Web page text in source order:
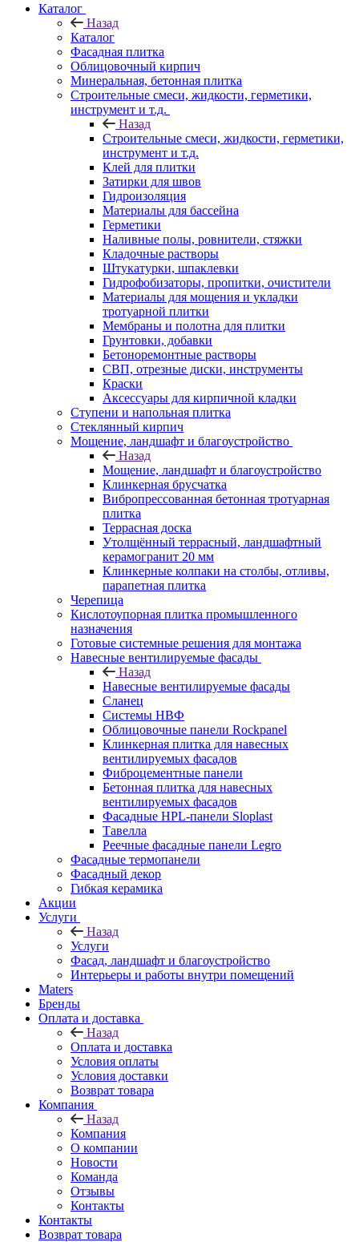
Каталог
Назад
Каталог
Фасадная плитка
Облицовочный кирпич
Минеральная, бетонная плитка
Строительные смеси, жидкости, герметики,
инструмент и т.д.
Назад
Строительные смеси, жидкости, герметики,
инструмент и т.д.
Клей для плитки
Затирки для швов
Гидроизоляция
Материалы для бассейна
Герметики
Наливные полы, ровнители, стяжки
Кладочные растворы
Штукатурки, шпаклевки
Гидрофобизаторы, пропитки, очистители
Материалы для мощения и укладки
тротуарной плитки
Мембраны и полотна для плитки
Грунтовки, добавки
Бетоноремонтные растворы
СВП, отрезные диски, инструменты
Краски
Аксессуары для кирпичной кладки
Ступени и напольная плитка
Cтеклянный кирпич
Мощение, ландшафт и благоустройство
Назад
Мощение, ландшафт и благоустройство
Клинкерная брусчатка
Вибропрессованная бетонная тротуарная
плитка
Террасная доска
Утолщённый террасный, ландшафтный
керамогранит 20 мм
Клинкерные колпаки на столбы, отливы,
парапетная плитка
Черепица
Кислотоупорная плитка промышленного
назначения
Готовые системные решения для монтажа
Навесные вентилируемые фасады
Назад
Навесные вентилируемые фасады
Сланец
Системы НВФ
Облицовочные панели Rockpanel
Клинкерная плитка для навесных
вентилируемых фасадов
Фиброцементные панели
Бетонная плитка для навесных
вентилируемых фасадов
Фасадные HPL-панели Sloplast
Тавелла
Реечные фасадные панели Legro
Фасадные термопанели
Фасадный декор
Гибкая керамика
Акции
Услуги
Назад
Услуги
Фасад, ландшафт и благоустройство
Интерьеры и работы внутри помещений
Maters
Бренды
Оплата и доставка
Назад
Оплата и доставка
Условия оплаты
Условия доставки
Возврат товара
Компания
Назад
Компания
О компании
Новости
Команда
Отзывы
Контакты
Контакты
Возврат товара